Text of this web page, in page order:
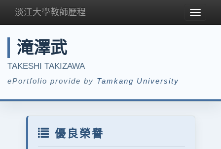
Toggle
淡江大學教師歷程
滝澤武
TAKESHI TAKIZAWA
ePortfolio provide by Tamkang University
優良榮譽